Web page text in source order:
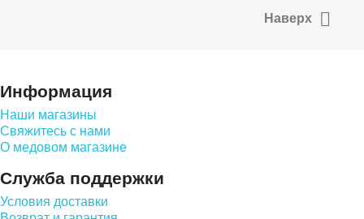
Наверх 
Информация
Наши магазины
Свяжитесь с нами
О медовом магазине
Служба поддержки
Условия доставки